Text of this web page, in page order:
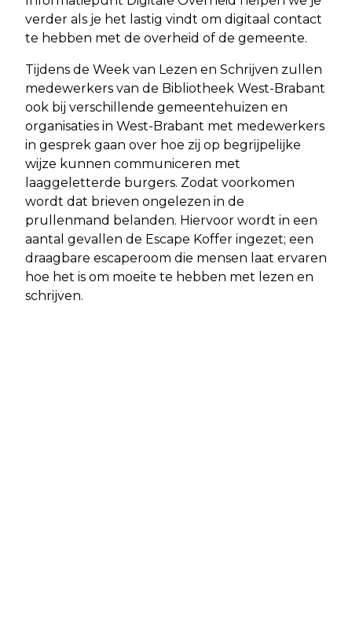
verder als je het lastig vindt om digitaal contact
te hebben met de overheid of de gemeente.
Tijdens de Week van Lezen en Schrijven zullen
medewerkers van de Bibliotheek West-Brabant
ook bij verschillende gemeentehuizen en
organisaties in West-Brabant met medewerkers
in gesprek gaan over hoe zij op begrijpelijke
wijze kunnen communiceren met
laaggeletterde burgers. Zodat voorkomen
wordt dat brieven ongelezen in de
prullenmand belanden. Hiervoor wordt in een
aantal gevallen de Escape Koffer ingezet; een
draagbare escaperoom die mensen laat ervaren
hoe het is om moeite te hebben met lezen en
schrijven.